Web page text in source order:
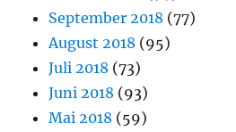
September 2018 (77)
August 2018 (95)
Juli 2018 (73)
Juni 2018 (93)
Mai 2018 (59)